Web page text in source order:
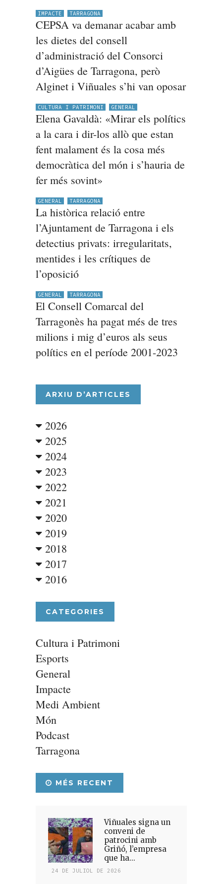
IMPACTE TARRAGONA
CEPSA va demanar acabar amb
les dietes del consell
d’administració del Consorci
d’Aigües de Tarragona, però
Alginet i Viñuales s’hi van oposar
CULTURA I PATRIMONI GENERAL
Elena Gavaldà: «Mirar els polítics
a la cara i dir-los allò que estan
fent malament és la cosa més
democràtica del món i s’hauria de
fer més sovint»
GENERAL TARRAGONA
La històrica relació entre
l’Ajuntament de Tarragona i els
detectius privats: irregularitats,
mentides i les crítiques de
l’oposició
GENERAL TARRAGONA
El Consell Comarcal del
Tarragonès ha pagat més de tres
milions i mig d’euros als seus
polítics en el període 2001-2023
ARXIU D’ARTICLES
2026
2025
2024
2023
2022
2021
2020
2019
2018
2017
2016
CATEGORIES
Cultura i Patrimoni
Esports
General
Impacte
Medi Ambient
Món
Podcast
Tarragona
MÉS RECENT
Viñuales signa un
conveni de
patrocini amb
Griñó, l’empresa
que ha...
24 DE JULIOL DE 2026